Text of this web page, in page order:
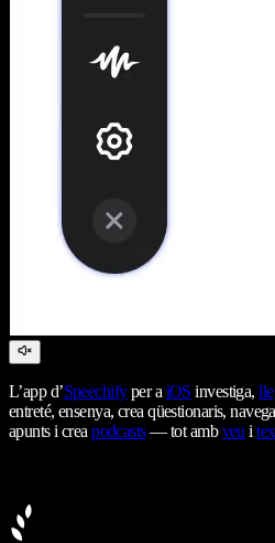
L’app d’Speechifyper aiOS investiga,
entreté, ensenya, crea qüestionaris,
apunts i creapodcasts— tot ambveui